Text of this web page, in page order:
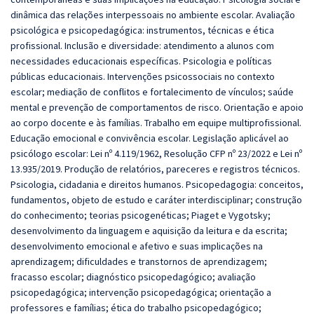
dinâmica das relações interpessoais no ambiente escolar. Avaliação
psicológica e psicopedagógica: instrumentos, técnicas e ética
profissional. Inclusão e diversidade: atendimento a alunos com
necessidades educacionais específicas. Psicologia e políticas
públicas educacionais. Intervenções psicossociais no contexto
escolar; mediação de conflitos e fortalecimento de vínculos; saúde
mental e prevenção de comportamentos de risco. Orientação e apoio
ao corpo docente e às famílias. Trabalho em equipe multiprofissional.
Educação emocional e convivência escolar. Legislação aplicável ao
psicólogo escolar: Lei nº 4.119/1962, Resolução CFP nº 23/2022 e Lei nº
13.935/2019. Produção de relatórios, pareceres e registros técnicos.
Psicologia, cidadania e direitos humanos. Psicopedagogia: conceitos,
fundamentos, objeto de estudo e caráter interdisciplinar; construção
do conhecimento; teorias psicogenéticas; Piaget e Vygotsky;
desenvolvimento da linguagem e aquisição da leitura e da escrita;
desenvolvimento emocional e afetivo e suas implicações na
aprendizagem; dificuldades e transtornos de aprendizagem;
fracasso escolar; diagnóstico psicopedagógico; avaliação
psicopedagógica; intervenção psicopedagógica; orientação a
professores e famílias; ética do trabalho psicopedagógico;